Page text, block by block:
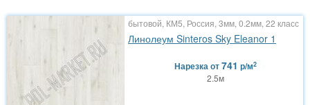
бытовой, КМ5, Россия, 3мм, 0.2мм, 22 класс
Линолеум Sinteros Sky Eleanor 1
Нарезкаот741 р/м2
2.5м